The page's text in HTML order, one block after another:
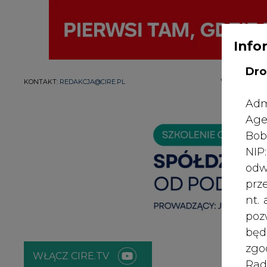
KONTAKT: REDAKCJA@CIRE.PL WYDAWCA
WŁĄCZ CIRE.TV
nt.